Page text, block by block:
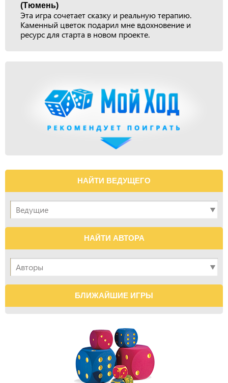
(Тюмень)
Эта игра сочетает сказку и реальную терапию.
Каменный цветок подарил мне вдохновение и
ресурс для старта в новом проекте.
НАЙТИ ВЕДУЩЕГО
НАЙТИ АВТОРА
БЛИЖАЙШИЕ ИГРЫ